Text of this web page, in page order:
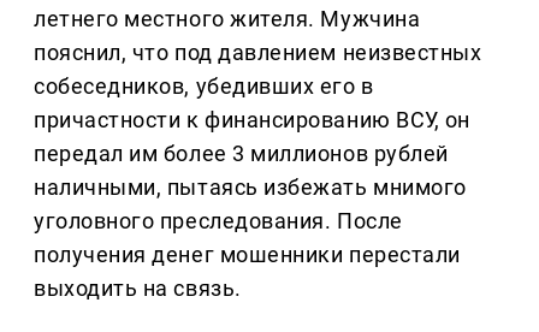
летнего местного жителя. Мужчина
пояснил, что под давлением неизвестных
собеседников, убедивших его в
причастности к финансированию ВСУ, он
передал им более 3 миллионов рублей
наличными, пытаясь избежать мнимого
уголовного преследования. После
получения денег мошенники перестали
выходить на связь.